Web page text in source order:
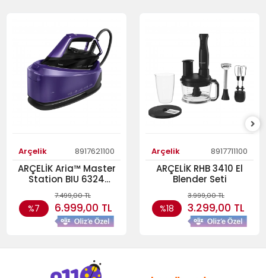
Arçelik 8917621100
ARÇELİK Aria™ Master
Station BIU 6324
Kazanlı Ütü
%7
7.499,00 TL
6.999,00 TL
Arçelik 8917711100
ARÇELİK RHB 3410 El
Blender Seti
%18
3.999,00 TL
3.299,00 TL